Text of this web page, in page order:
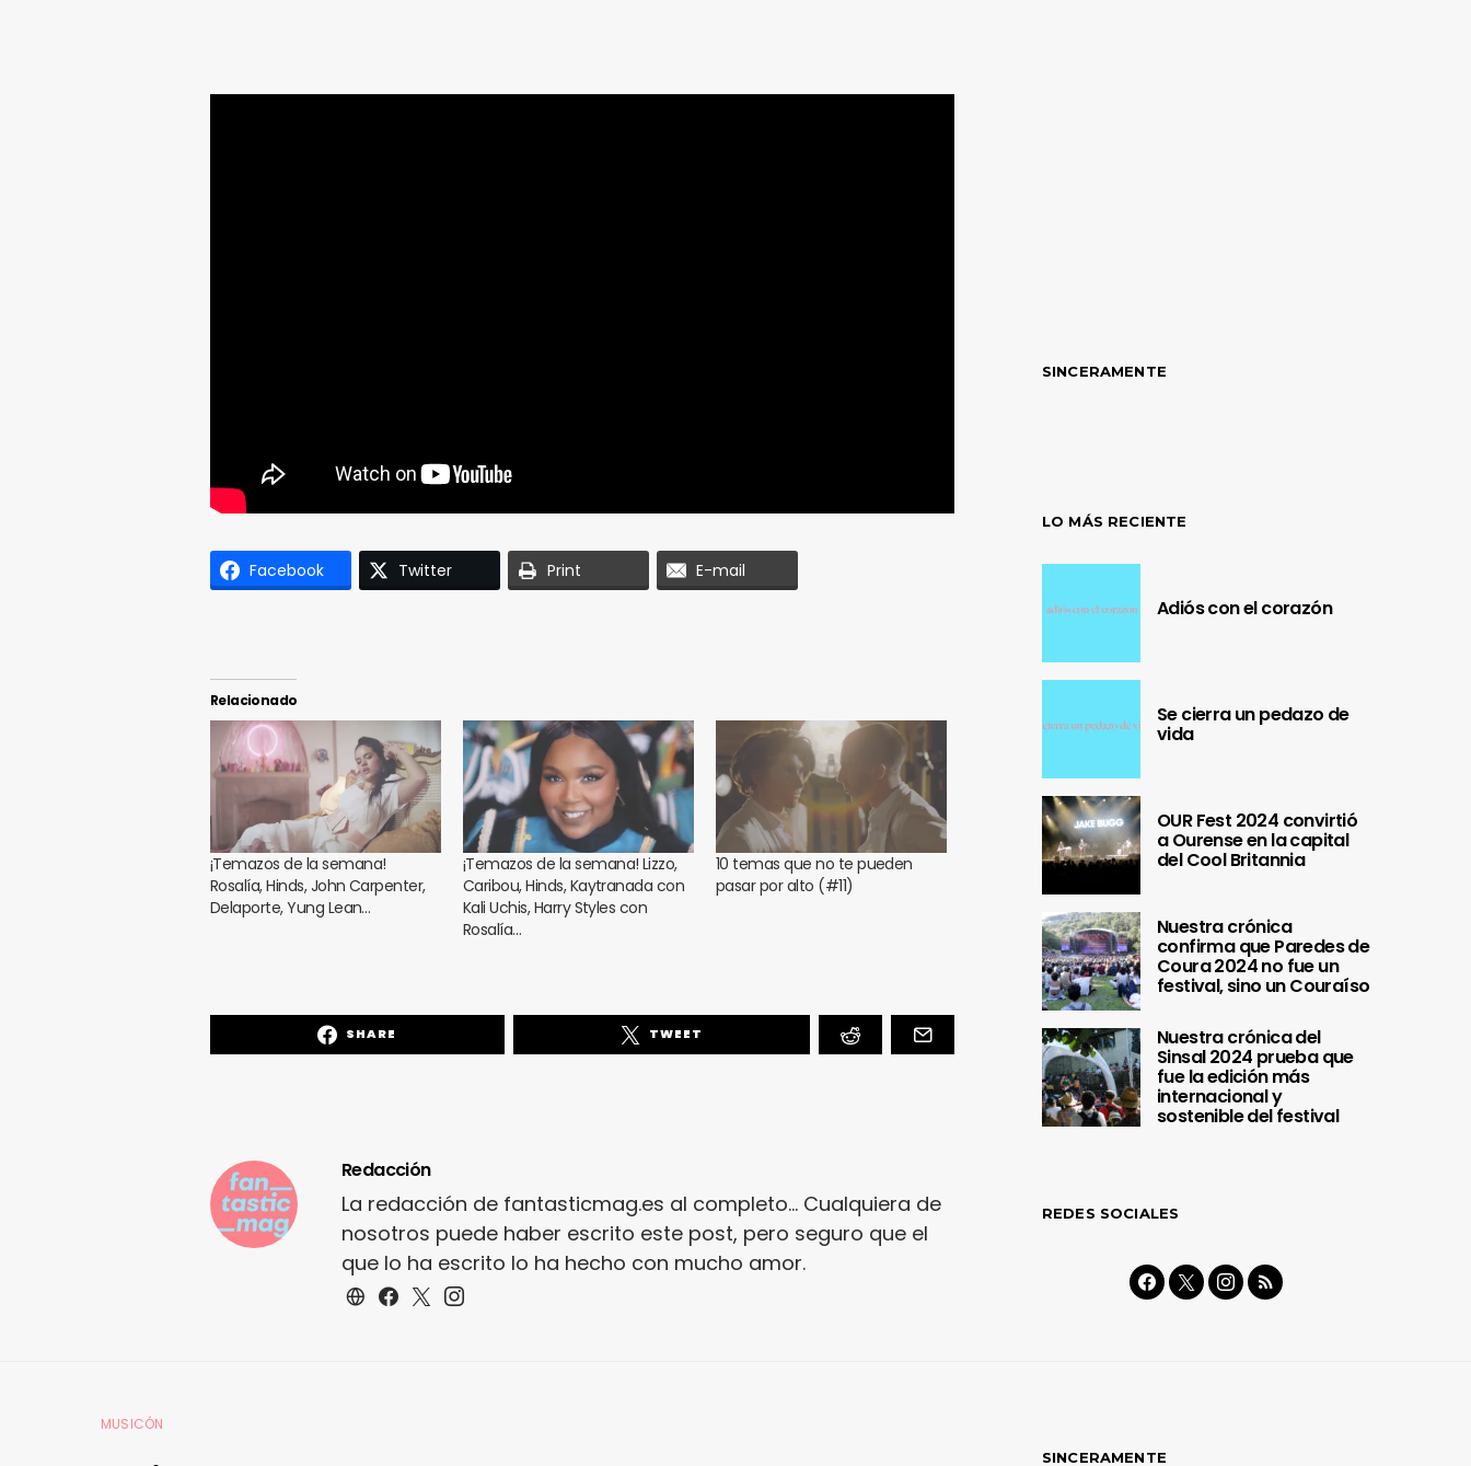
Facebook Twitter Print E-mail
Relacionado
¡Temazos de la semana!
Rosalía, Hinds, John Carpenter,
Delaporte, Yung Lean…
¡Temazos de la semana! Lizzo,
Caribou, Hinds, Kaytranada con
Kali Uchis, Harry Styles con
Rosalía…
10 temas que no te pueden
pasar por alto (#11)
SHARE TWEET
Redacción
La redacción de fantasticmag.es al completo... Cualquiera de
nosotros puede haber escrito este post, pero seguro que el
que lo ha escrito lo ha hecho con mucho amor.
SINCERAMENTE
LO MÁS RECIENTE
Adiós con el corazón
Se cierra un pedazo de
vida
OUR Fest 2024 convirtió
a Ourense en la capital
del Cool Britannia
Nuestra crónica
confirma que Paredes de
Coura 2024 no fue un
festival, sino un Couraíso
Nuestra crónica del
Sinsal 2024 prueba que
fue la edición más
internacional y
sostenible del festival
REDES SOCIALES
MUSICÓN
SINCERAMENTE